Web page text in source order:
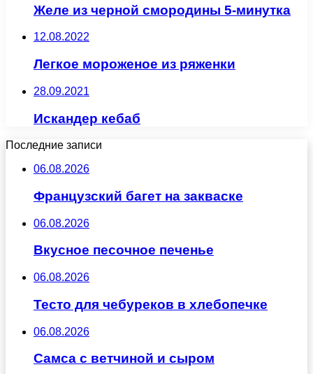
Желе из черной смородины 5-минутка
12.08.2022
Легкое мороженое из ряженки
28.09.2021
Искандер кебаб
Последние записи
06.08.2026
Французский багет на закваске
06.08.2026
Вкусное песочное печенье
06.08.2026
Тесто для чебуреков в хлебопечке
06.08.2026
Самса с ветчиной и сыром